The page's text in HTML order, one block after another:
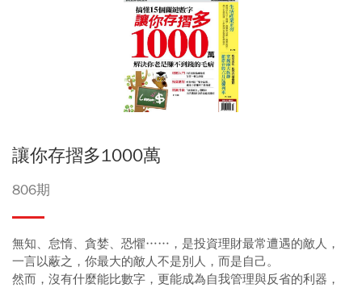
讓你存摺多1000萬
806期
無知、怠惰、貪婪、恐懼……，是投資理財最常遭遇的敵人，
一言以蔽之，你最大的敵人不是別人，而是自己。
然而，沒有什麼能比數字，更能成為自我管理與反省的利器，